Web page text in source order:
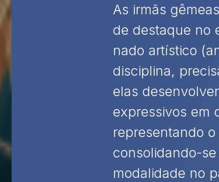
As irmãs
de destaque no
nado artístico
disciplina,
elas
expressivos em
representando
consolidando-
modalidade no